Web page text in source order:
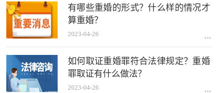
有哪些重婚的形式？什么样的情况才
算重婚？
2023-04-26
如何取证重婚罪符合法律规定？重婚
罪取证有什么做法？
2023-04-26